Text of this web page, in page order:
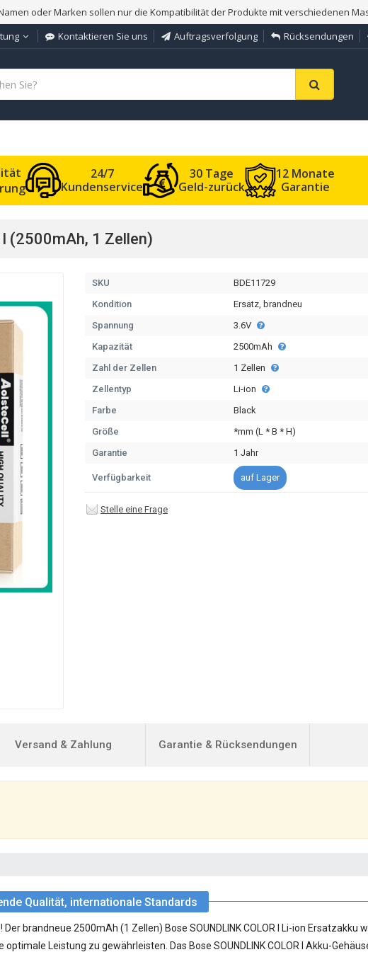
oder Marken sollen nur die Kompatibilität der Produkte mit verschiedenen
Kontaktieren Sie uns Auftragsverfolgung Rücksendungen
24/7
Kundenservice
30 Tage
Geld-zurück
12 Monate
Garantie
(2500mAh, 1 Zellen)
SKU
BDE11729
Kondition
Ersatz, brandneu
Spannung
3.6V
Kapazität
2500mAh
Zahl der Zellen
1 Zellen
Zellentyp
Li-ion
Farbe
Black
Größe
*mm (L * B * H)
Garantie
1 Jahr
Verfügbarkeit auf Lager
Stelle eine Frage
Versand & Zahlung Garantie & Rücksendungen
Qualität, internationale Standards
Der brandneue 2500mAh (1 Zellen) Bose SOUNDLINK COLOR I Li-ion Ersatzakku
Leistung zu gewährleisten. Das Bose SOUNDLINK COLOR I Akku-